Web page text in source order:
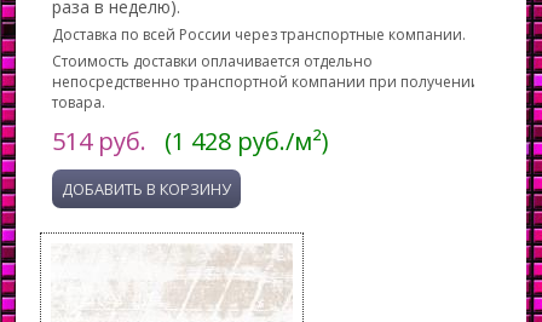
раза в неделю).
Доставка по всей России через транспортные компании.
Стоимость доставки оплачивается отдельно
непосредственно транспортной компании при получении
товара.
514руб. (1 428 руб./м²)